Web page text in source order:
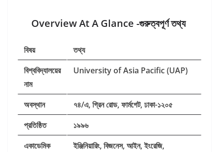
Overview At A Glance -গুরুত্বপূর্ণতথ্য
বিষয়
তথ্য
বিশ্ববিদ্যালয়ের
নাম
University of Asia Pacific (UAP)
অবস্থান ৭৪/এ,গ্রিনরোড,ফার্মগেট,ঢাকা-১২০৫
প্রতিষ্ঠিত
১৯৯৬
একাডেমিক
ইঞ্জিনিয়ারিং,বিজনেস,আইন,ইংরেজি,